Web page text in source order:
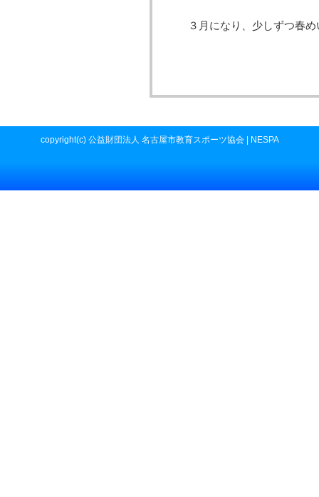
３月になり、少しずつ春
copyright(c) 公益財団法人 名古屋市教育スポーツ協会 | NESPA